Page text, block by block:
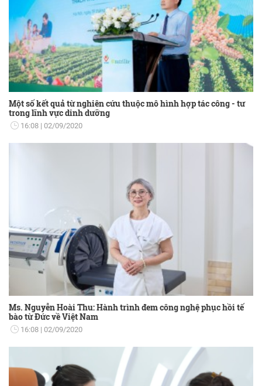
Một số kết quả từ nghiên cứu thuộc mô hình hợp tác công - tư
trong lĩnh vực dinh dưỡng
16:08 02/09/2020
Ms. Nguyễn Hoài Thu: Hành trình đem công nghệ phục hồi tế
bào từ Đức về Việt Nam
16:08 02/09/2020